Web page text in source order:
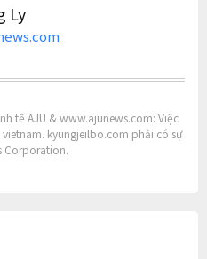
Ly
tế AJU & www.ajunews.com: Việc
kyungjeilbo.com phải có sự
Corporation.